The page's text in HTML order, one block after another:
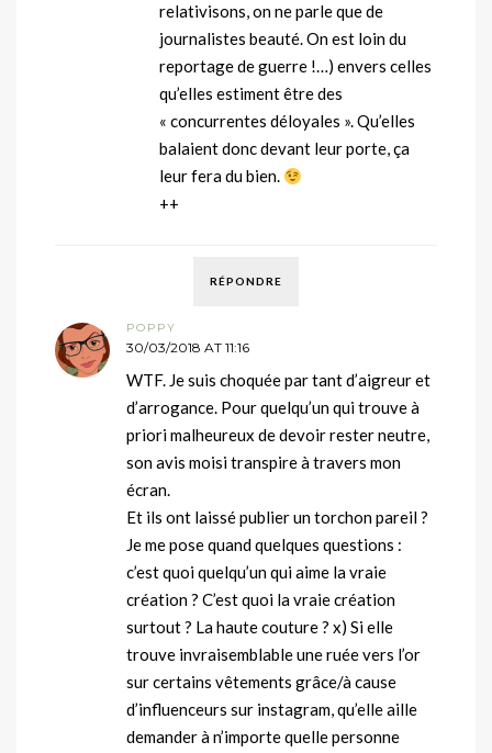
relativisons, on ne parle que de
journalistes beauté. On est loin du
reportage de guerre !…) envers celles
qu’elles estiment être des
« concurrentes déloyales ». Qu’elles
balaient donc devant leur porte, ça
leur fera du bien.
++
RÉPONDRE
POPPY
30/03/2018 AT 11:16
WTF. Je suis choquée par tant d’aigreur et
d’arrogance. Pour quelqu’un qui trouve à
priori malheureux de devoir rester neutre,
son avis moisi transpire à travers mon
écran.
Et ils ont laissé publier un torchon pareil ?
Je me pose quand quelques questions :
c’est quoi quelqu’un qui aime la vraie
création ? C’est quoi la vraie création
surtout ? La haute couture ? x) Si elle
trouve invraisemblable une ruée vers l’or
sur certains vêtements grâce/à cause
d’influenceurs sur instagram, qu’elle aille
demander à n’importe quelle personne